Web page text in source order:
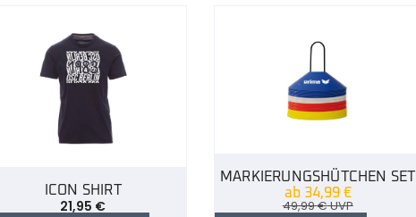
ICON SHIRT
21,95 €
MARKIERUNGSHÜTCHEN SET
ab 34,99 €
49,99€UVP